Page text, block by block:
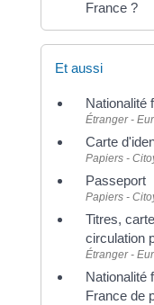
France ?
Et aussi
Nationalité
Étranger -
Carte
Papiers -
Passeport
Papiers -
Titres,
circulation
Étranger -
Nationalité
France de